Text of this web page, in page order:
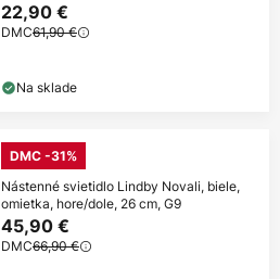
22,90 €
DMC61,90 €
Na sklade
DMC -31%
Nástenné svietidlo Lindby Novali, biele,
omietka, hore/dole, 26 cm, G9
45,90 €
DMC66,90 €